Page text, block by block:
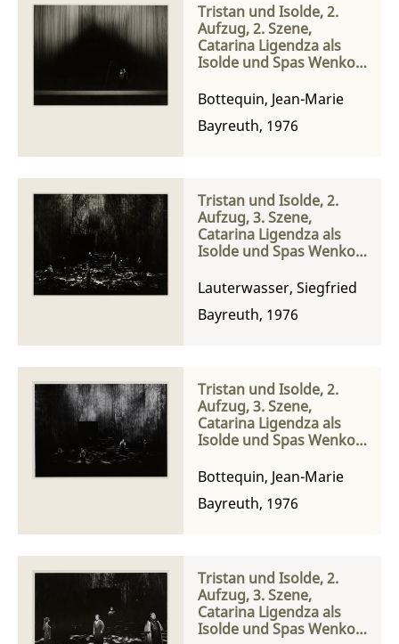
Tristan und Isolde, 2.
Aufzug, 2. Szene,
Catarina Ligendza als
Isolde und Spas Wenkoff
Bottequin, Jean-Marie
Bayreuth, 1976
Tristan und Isolde, 2.
Aufzug, 3. Szene,
Catarina Ligendza als
Isolde und Spas Wenkoff
Lauterwasser, Siegfried
Bayreuth, 1976
Tristan und Isolde, 2.
Aufzug, 3. Szene,
Catarina Ligendza als
Isolde und Spas Wenkoff
Bottequin, Jean-Marie
Bayreuth, 1976
Tristan und Isolde, 2.
Aufzug, 3. Szene,
Catarina Ligendza als
Isolde und Spas Wenkoff